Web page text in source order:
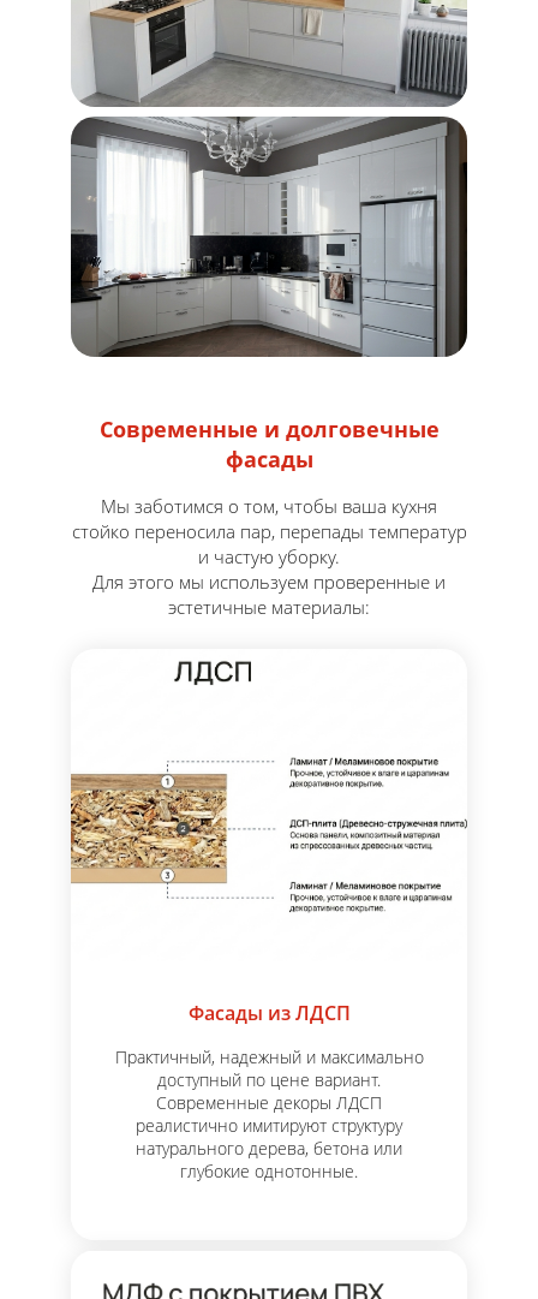
Современные и долговечные
фасады
Мы заботимся о том, чтобы ваша кухня
стойко переносила пар, перепады температур
и частую уборку.
Для этого мы используем проверенные и
эстетичные материалы:
Фасады из ЛДСП
Практичный, надежный и максимально
доступный по цене вариант.
Современные декоры ЛДСП
реалистично имитируют структуру
натурального дерева, бетона или
глубокие однотонные.